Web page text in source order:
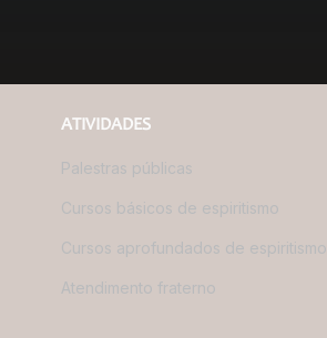
ATIVIDADES
Palestras públicas
Cursos básicos de espiritismo
Cursos aprofundados de espiritismo
Atendimento fraterno